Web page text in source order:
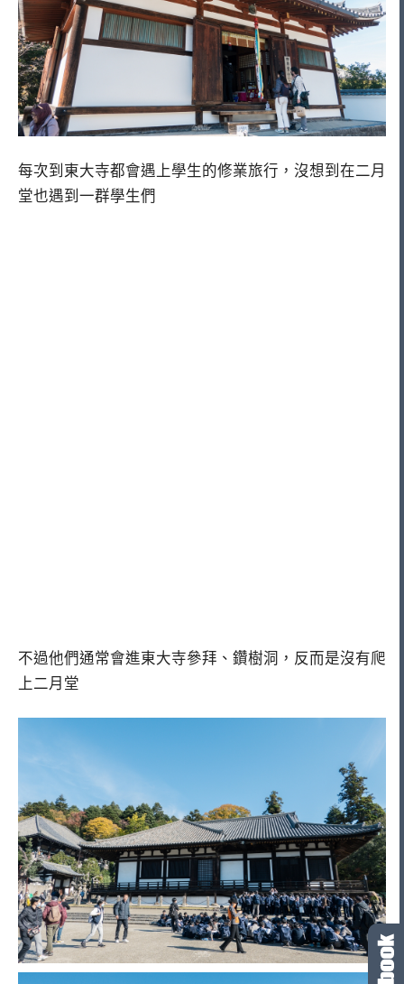
每次到東大寺都會遇上學生的修業旅行，沒想到在二月
堂也遇到一群學生們
不過他們通常會進東大寺參拜、鑽樹洞，反而是沒有爬
上二月堂